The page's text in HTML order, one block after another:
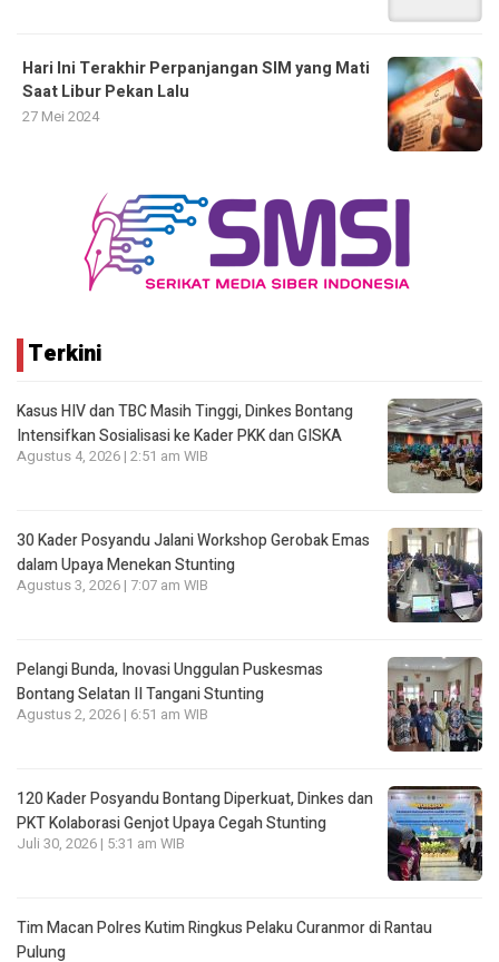
Hari Ini Terakhir Perpanjangan SIM yang Mati
Saat Libur Pekan Lalu
27 Mei 2024
Terkini
Kasus HIV dan TBC Masih Tinggi, Dinkes Bontang
Intensifkan Sosialisasi ke Kader PKK dan GISKA
Agustus 4, 2026 | 2:51 am WIB
30 Kader Posyandu Jalani Workshop Gerobak Emas
dalam Upaya Menekan Stunting
Agustus 3, 2026 | 7:07 am WIB
Pelangi Bunda, Inovasi Unggulan Puskesmas
Bontang Selatan II Tangani Stunting
Agustus 2, 2026 | 6:51 am WIB
120 Kader Posyandu Bontang Diperkuat, Dinkes dan
PKT Kolaborasi Genjot Upaya Cegah Stunting
Juli 30, 2026 | 5:31 am WIB
Tim Macan Polres Kutim Ringkus Pelaku Curanmor di Rantau
Pulung